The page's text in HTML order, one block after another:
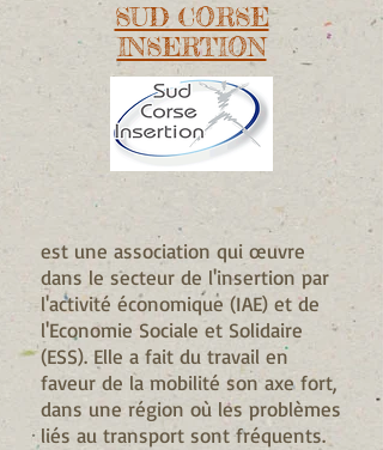
SUD CORSE
INSERTION
est une association qui œuvre
dans le secteur de l'insertion par
l'activité économique (IAE) et de
l'Economie Sociale et Solidaire
(ESS). Elle a fait du travail en
faveur de la mobilité son axe fort,
dans une région où les problèmes
liés au transport sont fréquents.